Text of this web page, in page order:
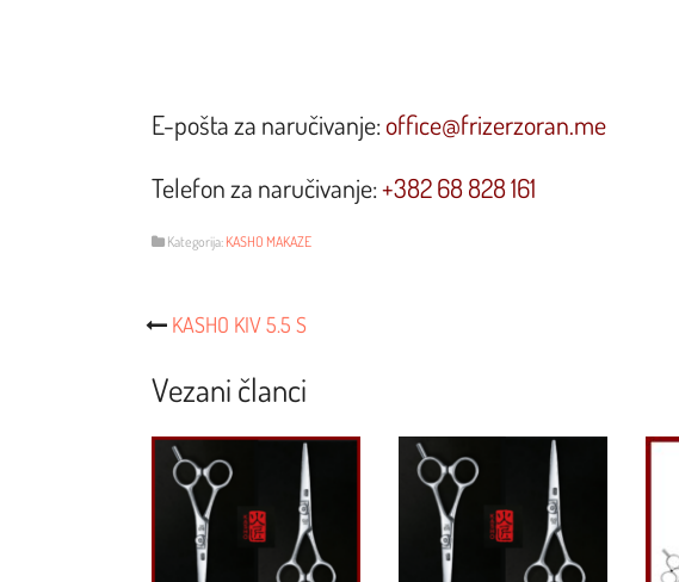
E-pošta za naručivanje:office@frizerzoran.me
Telefon za naručivanje:+382 68 828 161
Kategorija: KASHO MAKAZE
Post
Navigacija
KASHO KIV 5.5 S
Vezani članci